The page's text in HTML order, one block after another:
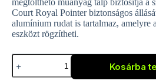
megtölthető műanyag talp biztosítja a
Court Royal Pointer biztonságos
alumínium rudat is tartalmaz, amelyre
eszközt rögzítheti.
Court
Royal
Pointer
Kosárba